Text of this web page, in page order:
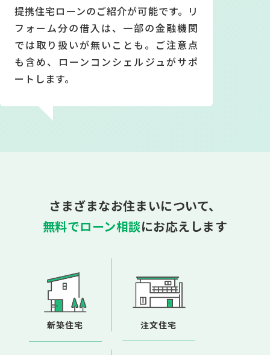
提携住宅ローンのご紹介が可能です。リ
フォーム分の借入は、一部の金融機関
では取り扱いが無いことも。ご注意点
も含め、ローンコンシェルジュがサポ
ートします。
さまざまなお住まいについて、
無料でローン相談にお応えします
新築住宅 注文住宅